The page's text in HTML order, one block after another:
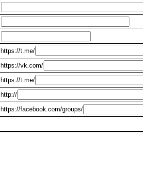
https://t.me/
https://vk.com/
https://t.me/
http://
https://facebook.com/groups/